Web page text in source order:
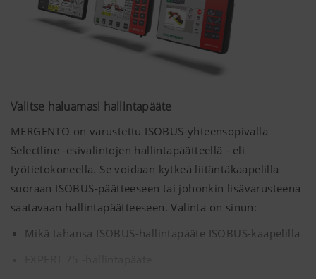
Valitse haluamasi hallintapääte
MERGENTO on varustettu ISOBUS-yhteensopivalla
Selectline -esivalintojen hallintapäätteellä - eli
työtietokoneella. Se voidaan kytkeä liitäntäkaapelilla
suoraan ISOBUS-päätteeseen tai johonkin lisävarusteena
saatavaan hallintapäätteeseen. Valinta on sinun:
Mikä tahansa ISOBUS-hallintapääte ISOBUS-kaapelilla